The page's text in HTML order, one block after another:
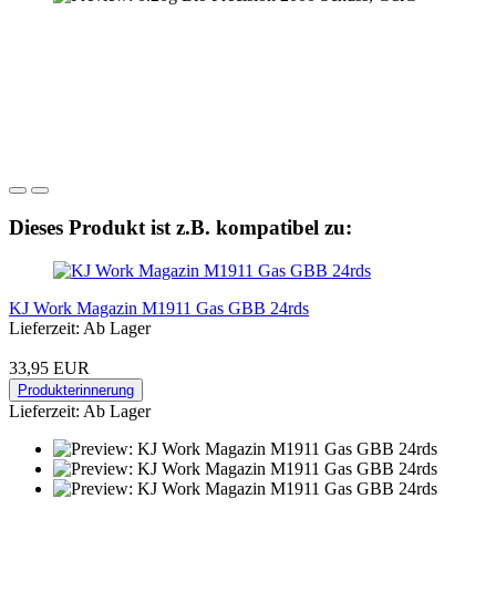
Dieses Produkt ist z.B. kompatibel zu:
KJ Work Magazin M1911 Gas GBB 24rds
Lieferzeit: Ab Lager
33,95 EUR
Produkterinnerung
Lieferzeit: Ab Lager